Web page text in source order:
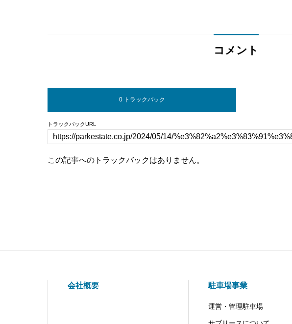
コメント
0 トラックバック
トラックバックURL
この記事へのトラックバックはありません。
会社概要 駐車場事業
運営・管理駐車場